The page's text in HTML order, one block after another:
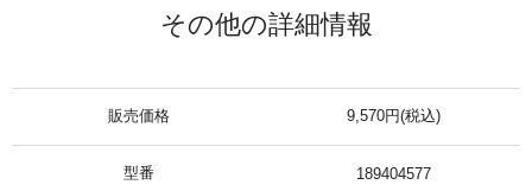
その他の詳細情報
販売価格 9,570円(税込)
型番 189404577